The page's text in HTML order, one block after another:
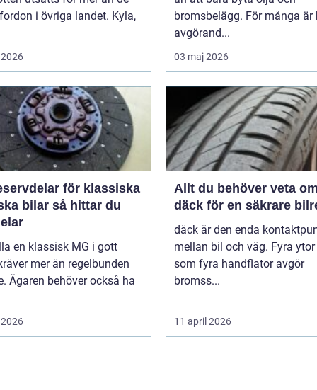
i övriga landet. Kyla,
bromsbelägg. För många är
avgörand...
03 maj 2026
för klassiska
så hittar du
en klassisk MG i gott
mer än regelbunden
Ägaren behöver också ha
Allt du behöver veta
däck för en säkrare
däck är den enda
mellan bil och väg. Fyra
som fyra handflator avgör
bromss...
11 april 2026